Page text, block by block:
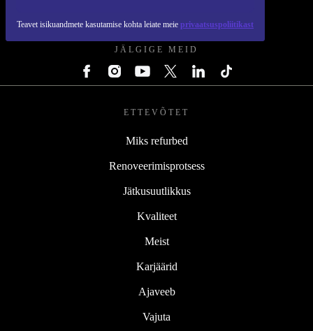
Teavet isikuandmete kasutamise kohta leiate meie privaatsuspoliitikast
JÄLGIGE MEID
ETTEVÕTET
Miks refurbed
Renoveerimisprotsess
Jätkusuutlikkus
Kvaliteet
Meist
Karjäärid
Ajaveeb
Vajuta